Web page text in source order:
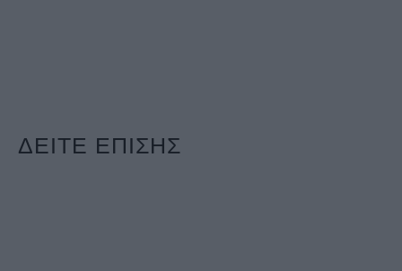
ΔΕΙΤΕ ΕΠΙΣΗΣ